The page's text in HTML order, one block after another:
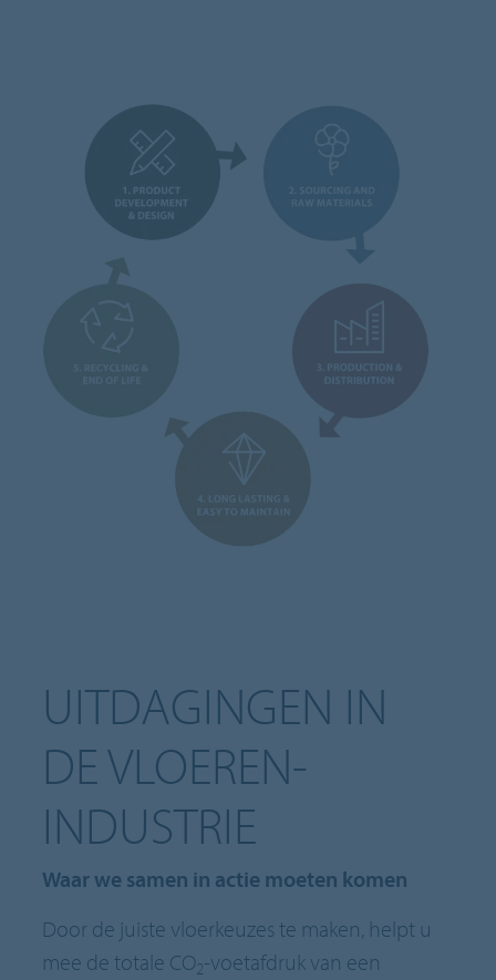
UITDAGINGEN IN
DE VLOEREN-
INDUSTRIE
Waar we samen in actie moeten komen
Door de juiste vloerkeuzes te maken, helpt u
mee de totale CO2-voetafdruk van een